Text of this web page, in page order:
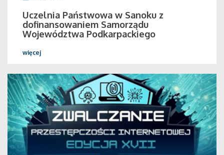
Uczelnia Państwowa w Sanoku z
dofinansowaniem Samorządu
Województwa Podkarpackiego
więcej